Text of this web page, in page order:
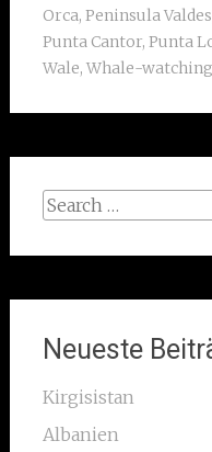
Orca, Peninsula Valdes
Punta Cantor, Punta
Wale, Whale-watching
Search
Neueste
Kirgisistan
Albanien